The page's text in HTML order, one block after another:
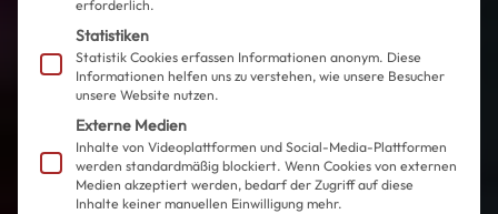
erforderlich.
Statistiken
Statistik Cookies erfassen Informationen anonym. Diese
Informationen helfen uns zu verstehen, wie unsere Besucher
unsere Website nutzen.
Externe Medien
Inhalte von Videoplattformen und Social-Media-Plattformen
werden standardmäßig blockiert. Wenn Cookies von externen
Medien akzeptiert werden, bedarf der Zugriff auf diese
Inhalte keiner manuellen Einwilligung mehr.